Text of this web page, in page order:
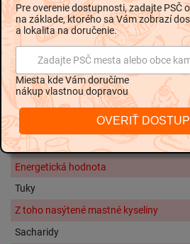
Informácie o alergénoch
Bezgluténový výrobok.
Skladovanie
Po otvorení spotrebujte do 48
od 0°C do + 20°C.
Nutričné hodnoty na 100g:
Energetická hodnota
Tuky
Z toho nasýtené mastné kyseliny
Sacharidy
Pre overenie dostupnosti, zadajte PSČ
na základe, ktorého sa Vám zobrazí
a lokalita na doručenie.
Zadajte PSČ mesta alebo obce
Miesta kde Vám doručíme
nákup vlastnou dopravou
OVERIŤ